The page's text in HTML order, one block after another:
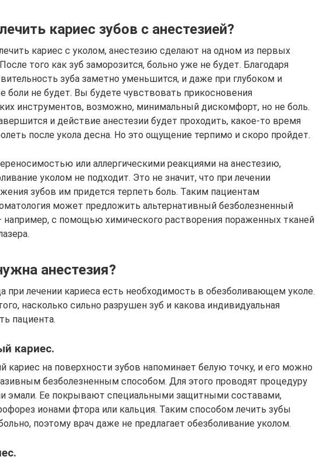
кариес зубов с анестезией?
кариес с уколом, анестезию сделают на одном из первых
того как зуб заморозится, больно уже не будет. Благодаря
зуба заметно уменьшится, и даже при глубоком и
боли не будет. Вы будете чувствовать прикосновения
инструментов, возможно, минимальный дискомфорт, но не боль.
и действие анестезии будет проходить, какое-то время
после укола десна. Но это ощущение терпимо и скоро пройдет.
или аллергическими реакциями на анестезию,
уколом не подходит. Это не значит, что при лечении
зубов им придется терпеть боль. Таким пациентам
может предложить альтернативный безболезненный
например, с помощью химического растворения пораженных тканей
анестезия?
при лечении кариеса есть необходимость в обезболивающем уколе.
насколько сильно разрушен зуб и какова индивидуальная
пациента.
кариес.
кариес на поверхности зубов напоминает белую точку, и его можно
безболезненным способом. Для этого проводят процедуру
эмали. Ее покрывают специальными защитными составами,
ионами фтора или кальция. Таким способом лечить зубы
поэтому врач даже не предлагает обезболивание уколом.